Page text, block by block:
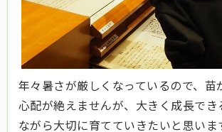
年々暑さが厳しくなっているので、苗
心配が絶えませんが、大きく成長でき
ながら大切に育てていきたいと思いま